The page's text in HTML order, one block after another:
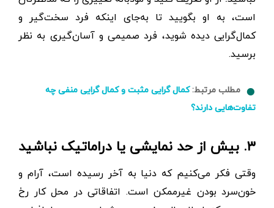
است، به او بگویید تا به‌جای اینکه فرد سخت‌گیر و
کمال‌گرایی دیده شوید، فرد صمیمی و آسان‌گیری به نظر
برسید.
مطلب مرتبط:کمال گرایی مثبت و کمال گرایی منفی چه
تفاوت‌هایی دارند؟
۳. بیش ‌از حد نمایشی یا دراماتیک نباشید
وقتی فکر می‌کنیم که دنیا به آخر رسیده است، آرام و
خون‌سرد بودن غیرممکن است. اتفاقاتی در محل کار رخ